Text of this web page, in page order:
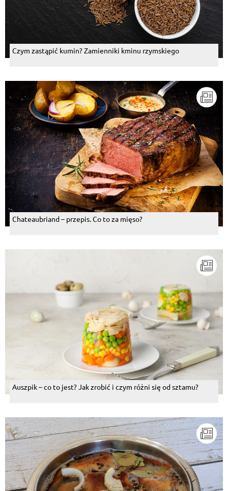
Czym zastąpić kumin? Zamienniki kminu rzymskiego
Chateaubriand – przepis. Co to za mięso?
Auszpik – co to jest? Jak zrobić i czym różni się od sztamu?